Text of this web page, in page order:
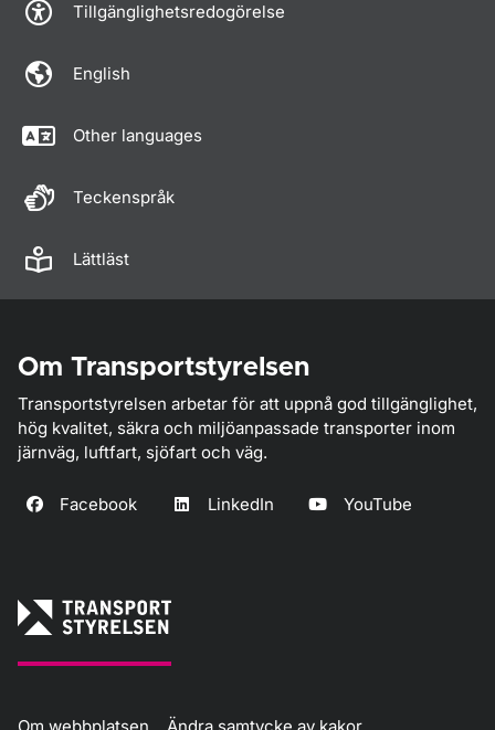
Tillgänglighetsredogörelse
English
Other languages
Teckenspråk
Lättläst
Om Transportstyrelsen
Transportstyrelsen arbetar för att uppnå god tillgänglighet,
hög kvalitet, säkra och miljöanpassade transporter inom
järnväg, luftfart, sjöfart och väg.
Facebook LinkedIn YouTube
Om webbplatsen Ändra samtycke av kakor